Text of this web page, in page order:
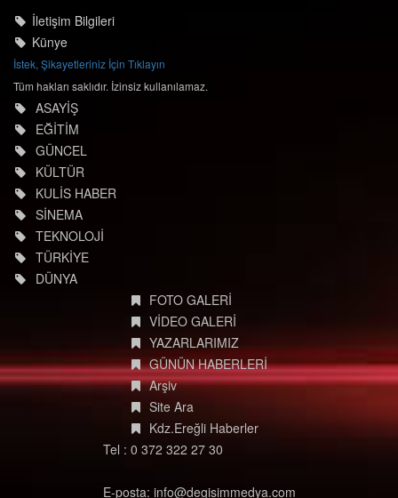
İletişim Bilgileri
Künye
İstek, Şikayetleriniz İçin Tıklayın
Tüm hakları saklıdır. İzinsiz kullanılamaz.
ASAYİŞ
EĞİTİM
GÜNCEL
KÜLTÜR
KULİS HABER
SİNEMA
TEKNOLOJİ
TÜRKİYE
DÜNYA
FOTO GALERİ
VİDEO GALERİ
YAZARLARIMIZ
GÜNÜN HABERLERİ
Arşiv
Site Ara
Kdz.Ereğli Haberler
Tel : 0 372 322 27 30
E-posta: info@degisimmedya.com